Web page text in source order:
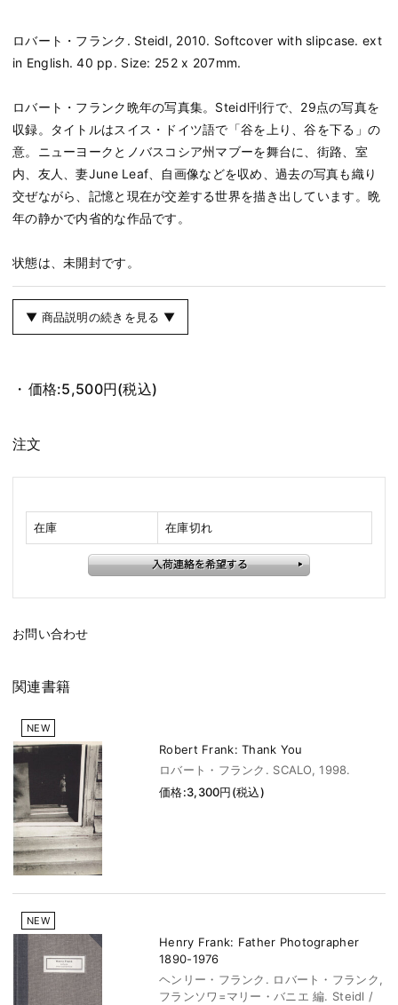
ロバート・フランク. Steidl, 2010. Softcover with slipcase. ext
in English. 40 pp. Size: 252 x 207mm.
ロバート・フランク晩年の写真集。Steidl刊行で、29点の写真を
収録。タイトルはスイス・ドイツ語で「谷を上り、谷を下る」の
意。ニューヨークとノバスコシア州マブーを舞台に、街路、室
内、友人、妻June Leaf、自画像などを収め、過去の写真も織り
交ぜながら、記憶と現在が交差する世界を描き出しています。晩
年の静かで内省的な作品です。
状態は、未開封です。
▼ 商品説明の続きを見る ▼
価格:5,500円(税込)
注文
在庫 在庫切れ
お問い合わせ
関連書籍
NEW
Robert Frank: Thank You
ロバート・フランク. SCALO, 1998.
価格:3,300円(税込)
NEW
Henry Frank: Father Photographer
1890-1976
ヘンリー・フランク. ロバート・フランク,
フランソワ=マリー・バニエ 編. Steidl /